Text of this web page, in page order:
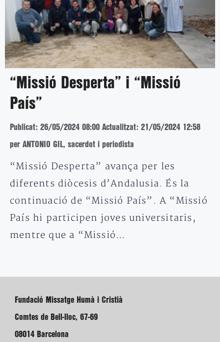
“Missió Desperta” i “Missió
País”
Publicat: 26/05/2024 08:00 Actualitzat: 21/05/2024 12:58
per ANTONIO GIL, sacerdot i periodista
“Missió Desperta” avança per les
diferents diòcesis d’Andalusia. És la
continuació de “Missió País”. A “Missió
País hi participen joves universitaris,
mentre que a “Missió…
Fundació Missatge Humà i Cristià
Comtes de Bell-lloc, 67-69
08014 Barcelona